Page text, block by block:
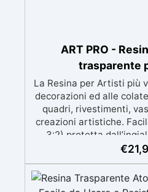
ART PRO -
trasparente
La Resina per Artisti più
decorazioni ed alle
quadri, rivestimenti,
creazioni artistiche.
3:2) protetta
speciali filtri UV Formula
in 12-24h garantendo
€